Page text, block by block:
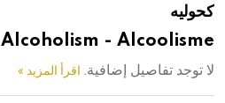
كحوليه
Alcoholism - Alcoolisme
لا توجد تفاصيل إضافية. اقرأ المزيد »